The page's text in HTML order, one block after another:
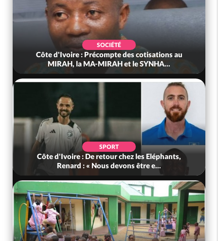
SOCIÉTÉ
Côte d'Ivoire : Précompte des cotisations au
MIRAH, la MA-MIRAH et le SYNHA...
SPORT
Côte d'Ivoire : De retour chez les Eléphants,
Renard : « Nous devons être e...